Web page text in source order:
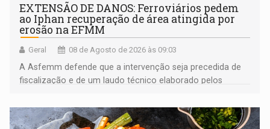
EXTENSÃO DE DANOS: Ferroviários pedem
ao Iphan recuperação de área atingida por
erosão na EFMM
Geral 08 de Agosto de 2026 às 09:03
A Asfemm defende que a intervenção seja precedida de
fiscalização e de um laudo técnico elaborado pelos